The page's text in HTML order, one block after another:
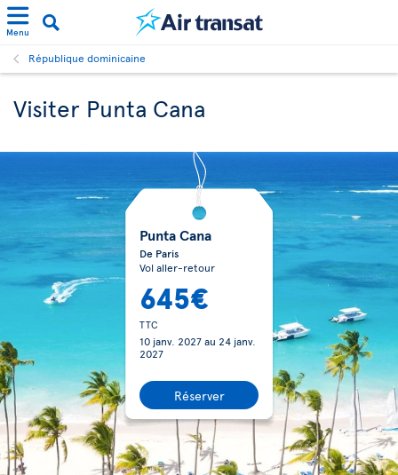
Menu
République dominicaine
Visiter Punta Cana
Punta Cana
De Paris
Vol aller-retour
645€
TTC
10 janv. 2027au 24 janv.
2027
Réserver